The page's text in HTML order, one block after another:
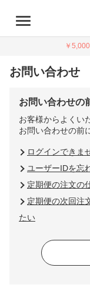
￥
お問い合わせ
お問い合わせの
お客様からよくい
お問い合わせの前
ログインできま
ユーザーIDを忘
定期便の注文の
定期便の次回注
たい